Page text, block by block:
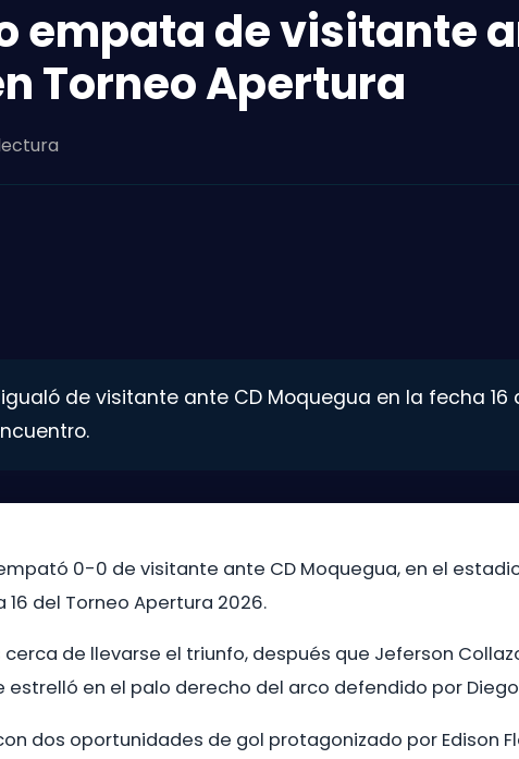
empata de visitante
Torneo Apertura
de visitante ante CD Moquegua en la fecha 16
0-0 de visitante ante CD Moquegua, en el
del Torneo Apertura 2026.
de llevarse el triunfo, después que Jeferson
estrelló en el palo derecho del arco defendido por
dos oportunidades de gol protagonizado por Edison